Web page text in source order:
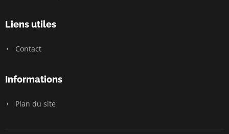
Liens utiles
Contact
Informations
Plan du site